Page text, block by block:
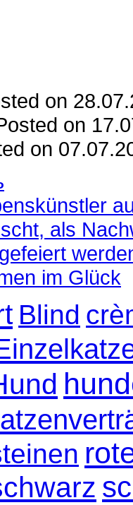
on
on
on
als
im Glück
Blind